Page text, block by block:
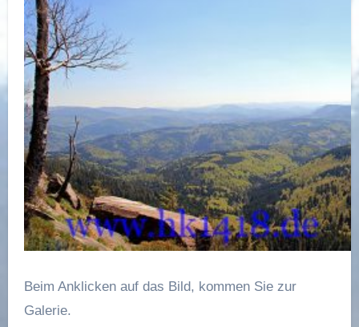
Beim Anklicken auf das Bild, kommen Sie zur
Galerie.